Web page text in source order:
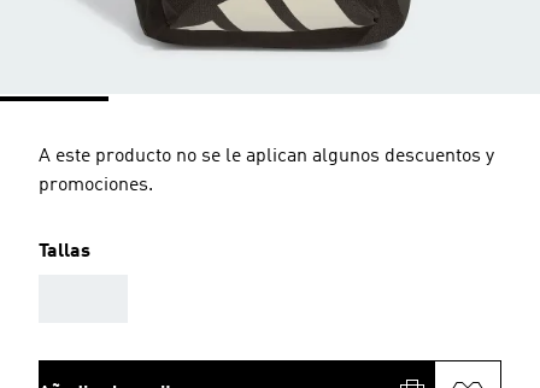
A este producto no se le aplican algunos descuentos y
promociones.
Tallas